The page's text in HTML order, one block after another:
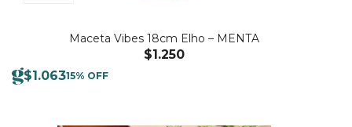
Maceta Vibes 18cm Elho – MENTA
$1.250
$1.06315% OFF